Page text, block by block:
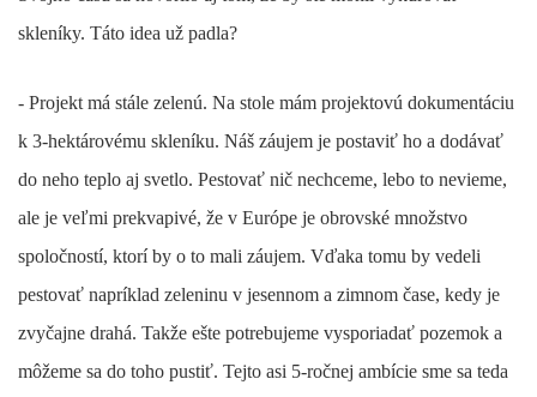
skleníky. Táto idea už padla?
- Projekt má stále zelenú. Na stole mám projektovú dokumentáciu
k 3-hektárovému skleníku. Náš záujem je postaviť ho a dodávať
do neho teplo aj svetlo. Pestovať nič nechceme, lebo to nevieme,
ale je veľmi prekvapivé, že v Európe je obrovské množstvo
spoločností, ktorí by o to mali záujem. Vďaka tomu by vedeli
pestovať napríklad zeleninu v jesennom a zimnom čase, kedy je
zvyčajne drahá. Takže ešte potrebujeme vysporiadať pozemok a
môžeme sa do toho pustiť. Tejto asi 5-ročnej ambície sme sa teda